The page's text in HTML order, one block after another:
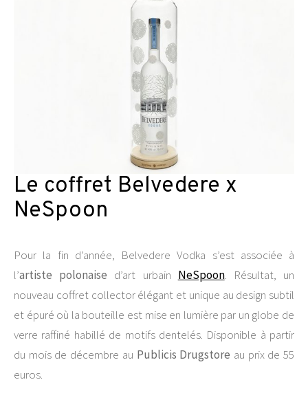
Le coffret Belvedere x
NeSpoon
Pour la fin d’année, Belvedere Vodka s’est associée à
l’artiste polonaise d’art urbain NeSpoon. Résultat, un
nouveau coffret collector élégant et unique au design subtil
et épuré où la bouteille est mise en lumière par un globe de
verre raffiné habillé de motifs dentelés. Disponible à partir
du mois de décembre au Publicis Drugstore au prix de 55
euros.